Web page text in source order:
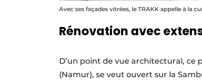
Avec ses façades vitrées, le TRAKK appelle à la
Rénovation avec
D’un point de vue architectural, ce
(Namur), se veut ouvert sur la